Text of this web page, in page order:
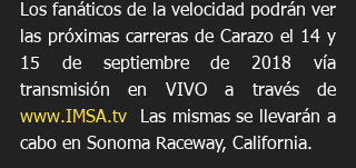
Los fanáticos de la velocidad podrán ver
las próximas carreras de Carazo el 14 y
15 de septiembre de 2018 vía
www.IMSA.tv
  Las mismas se llevarán a
cabo en Sonoma Raceway, California.